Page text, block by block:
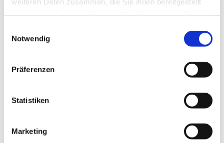
Notwendig
Präferenzen
Statistiken
Marketing
Im neuen Jahr geht es wieder richtig rund im